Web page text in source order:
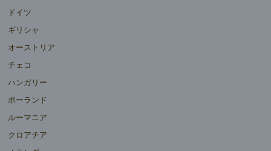
ドイツ
ギリシャ
オーストリア
チェコ
ハンガリー
ポーランド
ルーマニア
クロアチア